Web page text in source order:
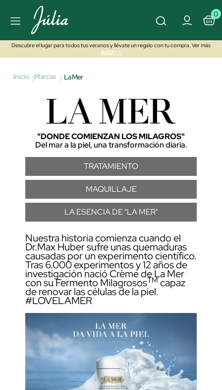
0
Descubre el lugar para todos tus veranos y llévate un regalo con tu compra. Ver más
AQUÍ>>
Inicio Marcas La Mer
"DONDE COMIENZAN LOS MILAGROS"
Del mar a la piel, una transformación diaria.
TRATAMIENTO
MAQUILLAJE
LA ESENCIA DE "LA MER"
Nuestra historia comienza cuando el
Dr.Max Huber sufre unas quemaduras
causadas por un experimento científico.
Tras 6.000 experimentos y 12 años de
investigación nació Crème de La Mer
con su Fermento MilagrososTM capaz
de renovar las células de la piel.
#LOVELAMER